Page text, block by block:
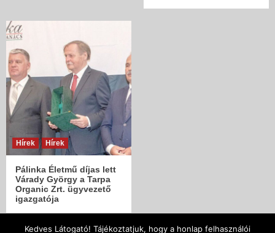
Hírek Hírek
Pálinka Életmű díjas lett
Várady György a Tarpa
Organic Zrt. ügyvezető
igazgatója
Kedves Látogató! Tájékoztatjuk, hogy a honlap felhasználói